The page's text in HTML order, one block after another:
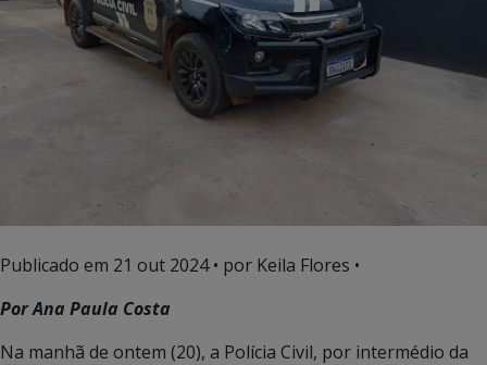
Publicado em 21 out 2024• por Keila Flores •
Por Ana Paula Costa
Na manhã de ontem (20), a Polícia Civil, por intermédio da